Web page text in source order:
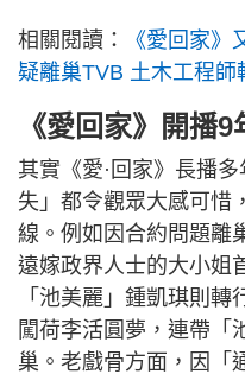
相關閱讀：
《愛回家
疑離巢TVB 土木工程
《愛回家》開播
其實《愛·回家》長播
失」都令觀眾大感可惜
線。例如因合約問題離
遠嫁政界人士的大小姐
「池美麗」鍾凱琪則
闖荷李活圓夢，連帶「
巢。老戲骨方面，因「